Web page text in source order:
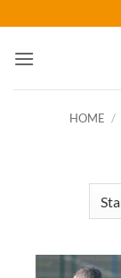
naar
inhoud
HOME /